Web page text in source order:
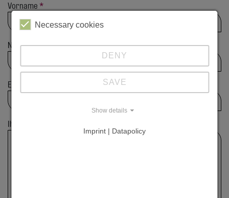
Vorname *
Nachname*
E-Mail Adresse
Ihre Anfrage
Necessary cookies
DENY
SAVE
Show details
Imprint | Datapolicy